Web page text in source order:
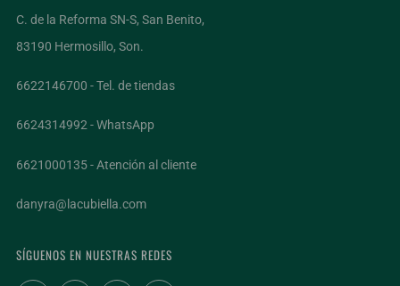
C. de la Reforma SN-S, San Benito,
83190 Hermosillo, Son.
6622146700 - Tel. de tiendas
6624314992 - WhatsApp
6621000135 - Atención al cliente
danyra@lacubiella.com
SÍGUENOS EN NUESTRAS REDES